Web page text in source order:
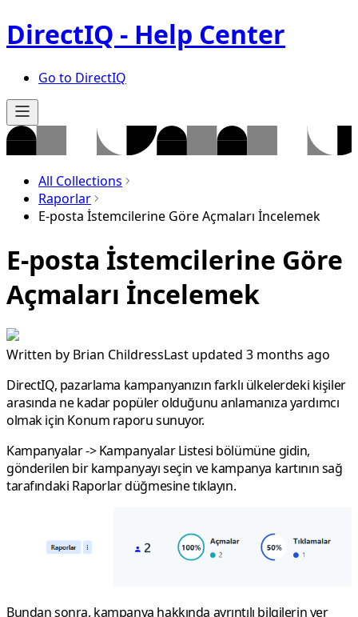
DirectIQ - Help Center
Go to DirectIQ
All Collections
Raporlar
E-posta İstemcilerine Göre Açmaları İncelemek
E-posta İstemcilerine Göre
Açmaları İncelemek
Written by Brian ChildressLast updated 3 months ago
DirectIQ, pazarlama kampanyanızın farklı ülkelerdeki kişiler
arasında ne kadar popüler olduğunu anlamanıza yardımcı
olmak için Konum raporu sunuyor.
Kampanyalar->Kampanyalar Listesi bölümüne gidin,
gönderilen bir kampanyayı seçin ve kampanya kartının sağ
tarafındaki Raporlardüğmesine tıklayın.
Bundan sonra, kampanya hakkında ayrıntılı bilgilerin yer